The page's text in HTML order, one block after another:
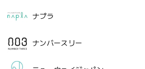
ナプラ
ナンバースリー